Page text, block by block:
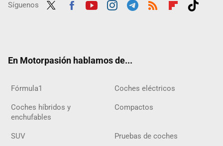
Síguenos
En Motorpasión hablamos de...
Fórmula1 Coches eléctricos
Coches híbridos y
enchufables
Compactos
SUV Pruebas de coches